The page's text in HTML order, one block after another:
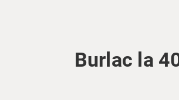
Burlac la